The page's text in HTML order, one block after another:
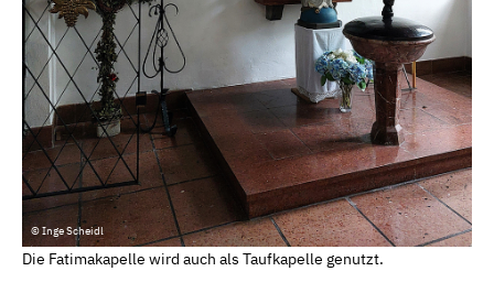
© Inge Scheidl
Die Fatimakapelle wird auch als Taufkapelle genutzt.